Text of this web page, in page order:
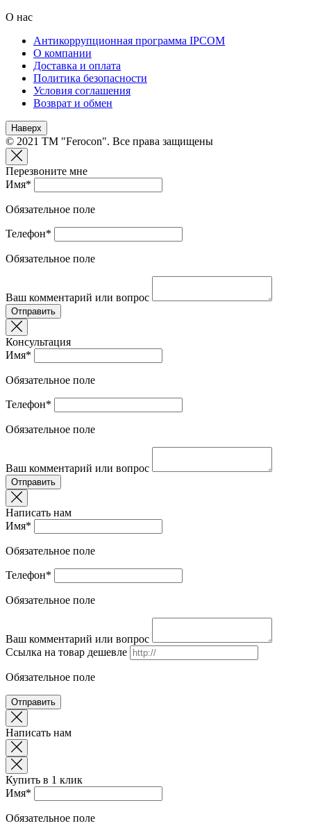
О нас
Антикоррупционная программа IPCOM
О компании
Доставка и оплата
Политика безопасности
Условия соглашения
Возврат и обмен
Наверх
© 2021 ТМ "Ferocon". Все права защищены
Перезвоните мне
Имя*
Обязательное поле
Телефон*
Обязательное поле
Ваш комментарий или вопрос
Отправить
Консультация
Имя*
Обязательное поле
Телефон*
Обязательное поле
Ваш комментарий или вопрос
Отправить
Написать нам
Имя*
Обязательное поле
Телефон*
Обязательное поле
Ваш комментарий или вопрос
Ссылка на товар дешевле
Обязательное поле
Отправить
Написать нам
Купить в 1 клик
Имя*
Обязательное поле